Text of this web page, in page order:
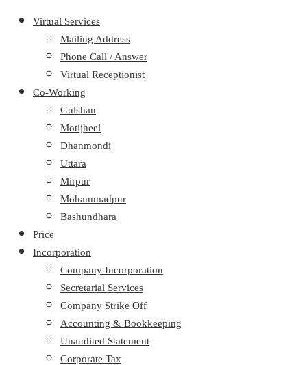
Virtual Services
Mailing Address
Phone Call / Answer
Virtual Receptionist
Co-Working
Gulshan
Motijheel
Dhanmondi
Uttara
Mirpur
Mohammadpur
Bashundhara
Price
Incorporation
Company Incorporation
Secretarial Services
Company Strike Off
Accounting & Bookkeeping
Unaudited Statement
Corporate Tax